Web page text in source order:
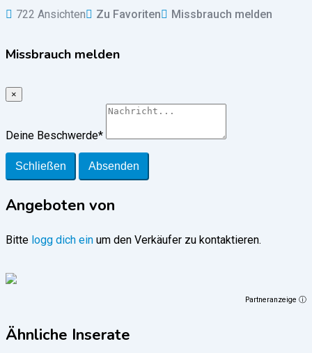
722 Ansichten Zu Favoriten Missbrauch melden
Missbrauch melden
×
Deine Beschwerde*
Schließen Absenden
Angeboten von
Bitte logg dich ein um den Verkäufer zu kontaktieren.
Partneranzeige ⓘ
Ähnliche Inserate